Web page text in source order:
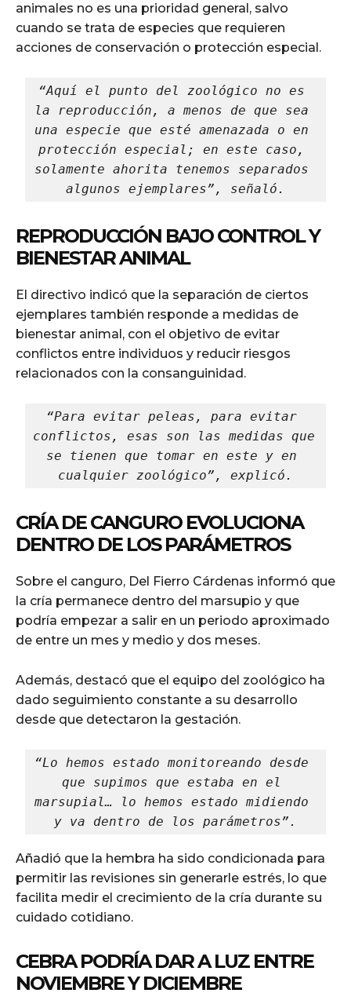
animales no es una prioridad general, salvo
cuando se trata de especies que requieren
acciones de conservación o protección especial.
“Aquí el punto del zoológico no es
la reproducción, a menos de que sea
una especie que esté amenazada o en
protección especial; en este caso,
solamente ahorita tenemos separados
algunos ejemplares”, señaló.
REPRODUCCIÓN BAJO CONTROL Y
BIENESTAR ANIMAL
El directivo indicó que la separación de ciertos
ejemplares también responde a medidas de
bienestar animal, con el objetivo de evitar
conflictos entre individuos y reducir riesgos
relacionados con la consanguinidad.
“Para evitar peleas, para evitar
conflictos, esas son las medidas que
se tienen que tomar en este y en
cualquier zoológico”, explicó.
CRÍA DE CANGURO EVOLUCIONA
DENTRO DE LOS PARÁMETROS
Sobre el canguro, Del Fierro Cárdenas informó que
la cría permanece dentro del marsupio y que
podría empezar a salir en un periodo aproximado
de entre un mes y medio y dos meses.
Además, destacó que el equipo del zoológico ha
dado seguimiento constante a su desarrollo
desde que detectaron la gestación.
“Lo hemos estado monitoreando desde
que supimos que estaba en el
marsupial… lo hemos estado midiendo
y va dentro de los parámetros”.
Añadió que la hembra ha sido condicionada para
permitir las revisiones sin generarle estrés, lo que
facilita medir el crecimiento de la cría durante su
cuidado cotidiano.
CEBRA PODRÍA DAR A LUZ ENTRE
NOVIEMBRE Y DICIEMBRE